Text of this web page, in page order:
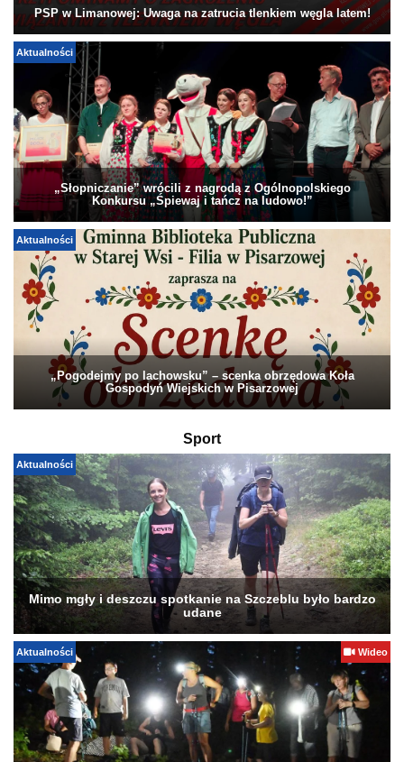
PSP w Limanowej: Uwaga na zatrucia tlenkiem węgla latem!
Aktualności
„Słopniczanie” wrócili z nagrodą z Ogólnopolskiego
Konkursu „Śpiewaj i tańcz na ludowo!”
Aktualności
„Pogodejmy po lachowsku” – scenka obrzędowa Koła
Gospodyń Wiejskich w Pisarzowej
Sport
Aktualności
Mimo mgły i deszczu spotkanie na Szczeblu było bardzo
udane
Aktualności Wideo